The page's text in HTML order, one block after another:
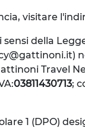
visitare
della Legge,
Travel
03811430713;
1 (DPO)